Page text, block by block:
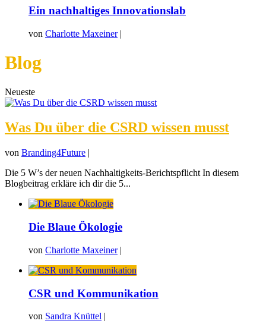
Ein nachhaltiges Innovationslab
von Charlotte Maxeiner|
Blog
Neueste
Was Du über die CSRD wissen musst
von Branding4Future |
Die 5 W’s der neuen Nachhaltigkeits-Berichtspflicht In diesem
Blogbeitrag erkläre ich dir die 5...
Die Blaue Ökologie
von Charlotte Maxeiner|
CSR und Kommunikation
von Sandra Knüttel |